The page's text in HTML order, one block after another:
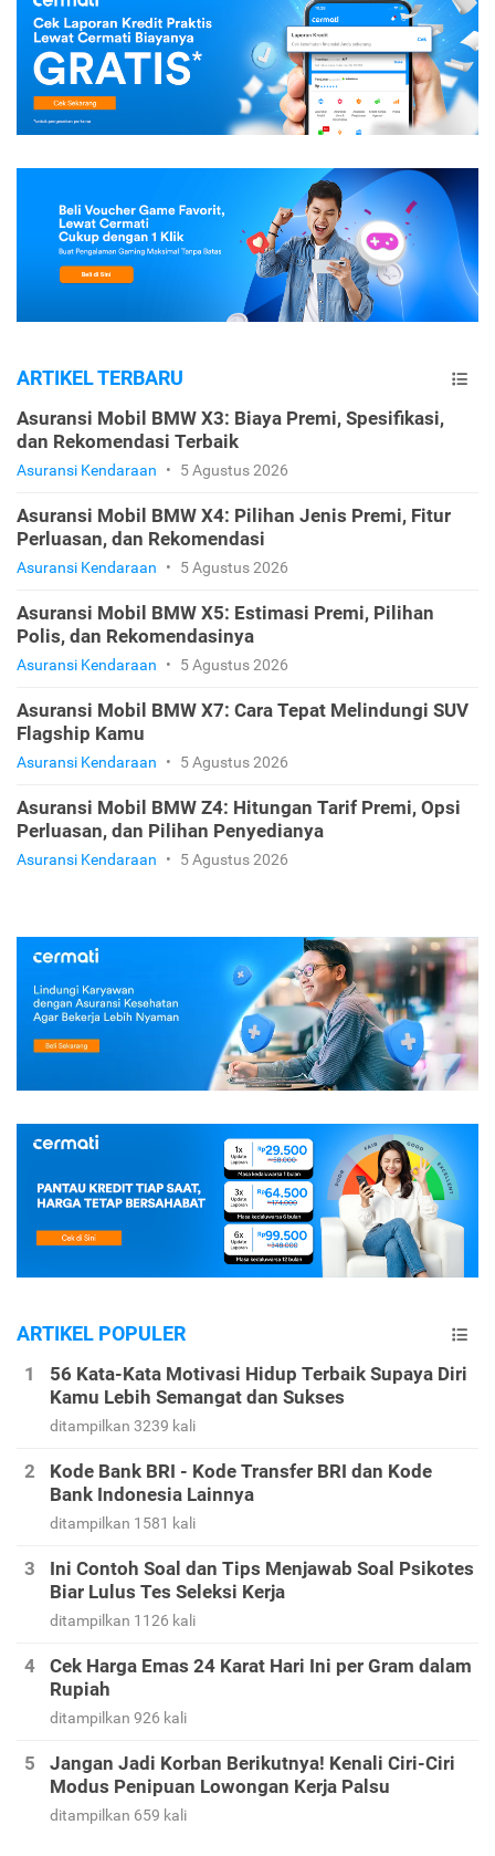
ARTIKEL TERBARU
Asuransi Mobil BMW X3: Biaya Premi, Spesifikasi,
dan Rekomendasi Terbaik
Asuransi Kendaraan • 5 Agustus 2026
Asuransi Mobil BMW X4: Pilihan Jenis Premi, Fitur
Perluasan, dan Rekomendasi
Asuransi Kendaraan • 5 Agustus 2026
Asuransi Mobil BMW X5: Estimasi Premi, Pilihan
Polis, dan Rekomendasinya
Asuransi Kendaraan • 5 Agustus 2026
Asuransi Mobil BMW X7: Cara Tepat Melindungi SUV
Flagship Kamu
Asuransi Kendaraan • 5 Agustus 2026
Asuransi Mobil BMW Z4: Hitungan Tarif Premi, Opsi
Perluasan, dan Pilihan Penyedianya
Asuransi Kendaraan • 5 Agustus 2026
ARTIKEL POPULER
56 Kata-Kata Motivasi Hidup Terbaik Supaya Diri
Kamu Lebih Semangat dan Sukses
ditampilkan 3239 kali
Kode Bank BRI - Kode Transfer BRI dan Kode
Bank Indonesia Lainnya
ditampilkan 1581 kali
Ini Contoh Soal dan Tips Menjawab Soal Psikotes
Biar Lulus Tes Seleksi Kerja
ditampilkan 1126 kali
Cek Harga Emas 24 Karat Hari Ini per Gram dalam
Rupiah
ditampilkan 926 kali
Jangan Jadi Korban Berikutnya! Kenali Ciri-Ciri
Modus Penipuan Lowongan Kerja Palsu
ditampilkan 659 kali